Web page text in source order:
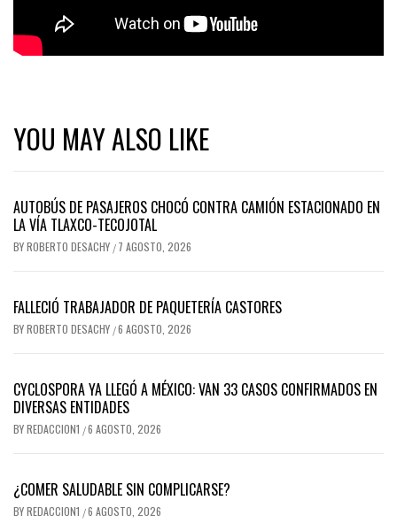
YOU MAY ALSO LIKE
AUTOBÚS DE PASAJEROS CHOCÓ CONTRA CAMIÓN ESTACIONADO EN
LA VÍA TLAXCO-TECOJOTAL
BYROBERTO DESACHY / 7 AGOSTO, 2026
FALLECIÓ TRABAJADOR DE PAQUETERÍA CASTORES
BYROBERTO DESACHY /6 AGOSTO, 2026
CYCLOSPORA YA LLEGÓ A MÉXICO: VAN 33 CASOS CONFIRMADOS EN
DIVERSAS ENTIDADES
BYREDACCION1 /6 AGOSTO, 2026
¿COMER SALUDABLE SIN COMPLICARSE?
BYREDACCION1 /6 AGOSTO, 2026